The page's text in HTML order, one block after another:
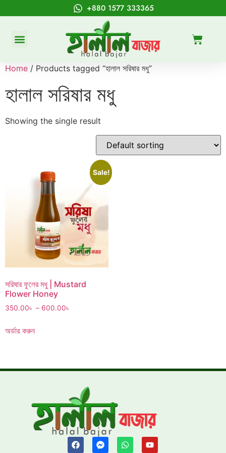
+880 1577 333365
Home / Products tagged “হালাল সরিষার মধু”
হালাল সরিষার মধু
Showing the single result
Sale!
সরিষার ফুলের মধু | Mustard
Flower Honey
350.00৳ – 600.00৳
অর্ডার করুন